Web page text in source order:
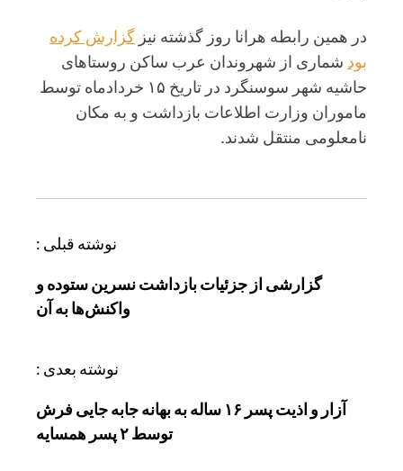
در همین رابطه هرانا روز گذشته نیز گزارش کرده
بود شماری از شهروندان عرب ساکن روستاهای
حاشیه شهر سوسنگرد در تاریخ ۱۵ خردادماه توسط
ماموران وزارت اطلاعات بازداشت و به مکان
نامعلومی منتقل شدند.
نوشته قبلی :
گزارشی از جزئیات بازداشت نسرین ستوده و
واکنش‌ها به آن
نوشته بعدی :
آزار و اذیت پسر ۱۶ ساله به بهانه جابه جایی فرش
توسط ۲ پسر همسایه